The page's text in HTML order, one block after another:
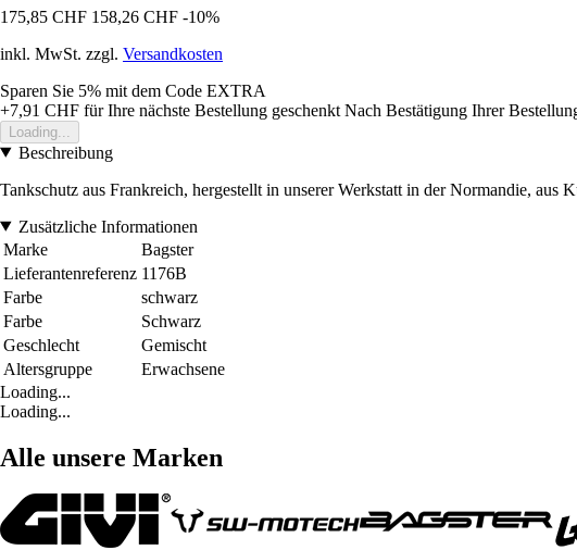
175,85 CHF 158,26 CHF -10%
inkl. MwSt. zzgl. Versandkosten
Sparen Sie 5% mit dem Code EXTRA
+7,91 CHF für Ihre nächste Bestellung geschenkt Nach Bestätigung Ihrer
Loading...
Beschreibung
Tankschutz aus Frankreich, hergestellt in unserer Werkstatt in der Normandie,
Zusätzliche Informationen
Marke
Bagster
Lieferantenreferenz 1176B
Farbe
schwarz
Farbe
Schwarz
Geschlecht
Gemischt
Altersgruppe
Erwachsene
Loading...
Loading...
Alle unsere Marken